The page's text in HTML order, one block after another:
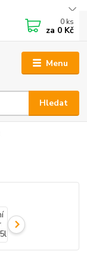
Menu
Hledat
0 ks
za 0 Kč